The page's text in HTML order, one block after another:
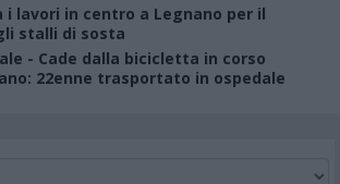
i lavori in centro a Legnano per il
stalli di sosta
- Cade dalla bicicletta in corso
22enne trasportato in ospedale